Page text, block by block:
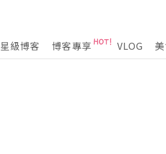
星級博客 博客專享 VLOG